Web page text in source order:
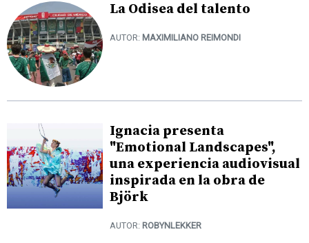
La Odisea del talento
AUTOR: MAXIMILIANO REIMONDI
Ignacia presenta
"Emotional Landscapes",
una experiencia audiovisual
inspirada en la obra de
Björk
AUTOR: ROBYNLEKKER